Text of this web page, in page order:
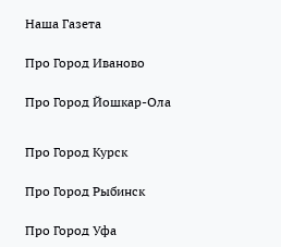
Наша Газета
Про Город Иваново
Про Город Йошкар-Ола
Про Город Курск
Про Город Рыбинск
Про Город Уфа